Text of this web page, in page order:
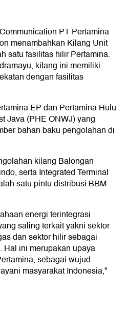
PT Pertamina
menambahkan Kilang Unit
satu fasilitas hilir Pertamina.
kilang ini memiliki
dengan fasilitas
EP dan Pertamina Hulu
Java (PHE ONWJ) yang
bahan baku pengolahan di
kilang Balongan
serta Integrated Terminal
satu pintu distribusi BBM
energi terintegrasi
saling terkait yakni sektor
dan sektor hilir sebagai
Hal ini merupakan upaya
sebagai wujud
masyarakat Indonesia,"